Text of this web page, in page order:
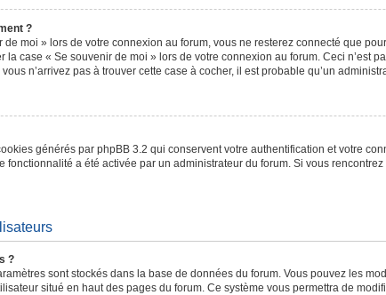
?
moi » lors de votre connexion au forum, vous ne resterez connecté que
la case « Se souvenir de moi » lors de votre connexion au forum. Ceci n’est
n’arrivez pas à trouver cette case à cocher, il est probable qu’un
générés par phpBB 3.2 qui conservent votre authentification et votre
fonctionnalité a été activée par un administrateur du forum. Si vous
?
sont stockés dans la base de données du forum. Vous pouvez les
situé en haut des pages du forum. Ce système vous permettra de